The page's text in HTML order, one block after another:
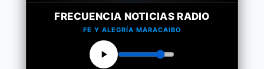
FRECUENCIA NOTICIAS RADIO
FE Y ALEGRÍA MARACAIBO